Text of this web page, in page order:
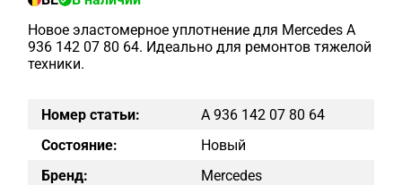
Новое эластомерное уплотнение для Mercedes A
936 142 07 80 64. Идеально для ремонтов тяжелой
техники.
Номер статьи:
A 936 142 07 80 64
Состояние:
Новый
Бренд:
Mercedes